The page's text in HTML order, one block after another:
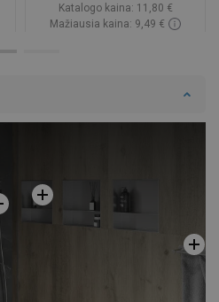
Katalogo kaina: 11,80 €
Mažiausia kaina: 9,49 €